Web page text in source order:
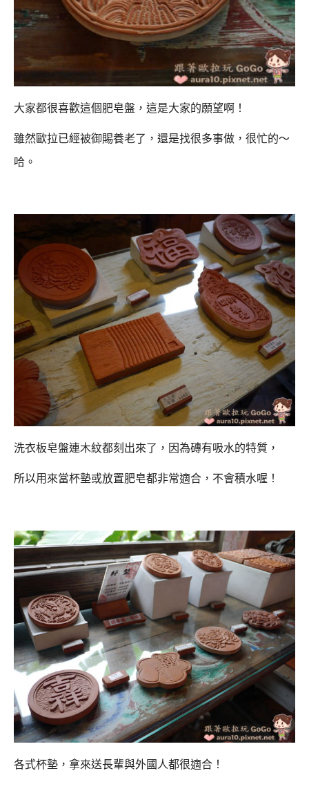
大家都很喜歡這個肥皂盤，這是大家的願望啊！
雖然歐拉已經被御賜養老了，還是找很多事做，很忙的～
哈。
洗衣板皂盤連木紋都刻出來了，因為磚有吸水的特質，
所以用來當杯墊或放置肥皂都非常適合，不會積水喔！
各式杯墊，拿來送長輩與外國人都很適合！